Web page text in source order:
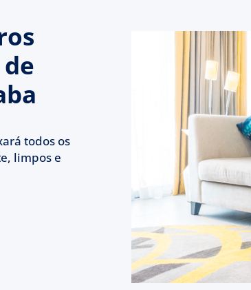
todos os
limpos e